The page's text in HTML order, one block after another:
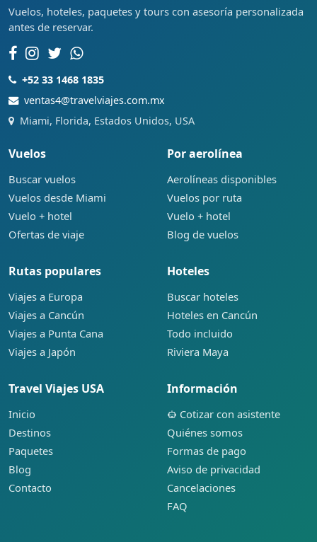
Vuelos, hoteles, paquetes y tours con asesoría personalizada
antes de reservar.
+52 33 1468 1835
ventas4@travelviajes.com.mx
Miami, Florida, Estados Unidos, USA
Vuelos
Buscar vuelos
Vuelos desde Miami
Vuelo + hotel
Ofertas de viaje
Por aerolínea
Aerolíneas disponibles
Vuelos por ruta
Vuelo + hotel
Blog de vuelos
Rutas populares
Viajes a Europa
Viajes a Cancún
Viajes a Punta Cana
Viajes a Japón
Hoteles
Buscar hoteles
Hoteles en Cancún
Todo incluido
Riviera Maya
Travel Viajes USA
Inicio
Destinos
Paquetes
Blog
Contacto
Información
Cotizar con asistente
Quiénes somos
Formas de pago
Aviso de privacidad
Cancelaciones
FAQ